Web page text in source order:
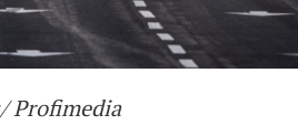
Profimedia